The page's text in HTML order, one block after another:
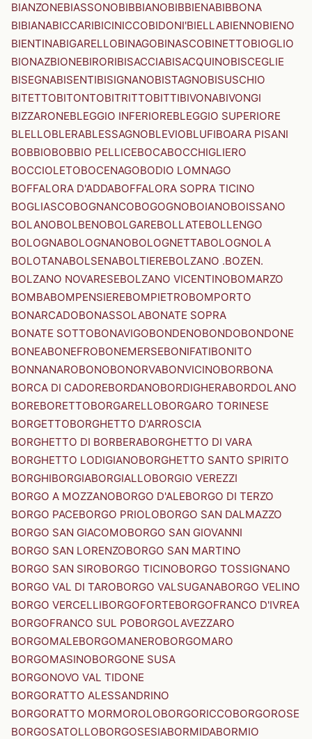
BIANZONEBIASSONOBIBBIANOBIBBIENABIBBONA
BIBIANABICCARIBICINICCOBIDONI'BIELLABIENNOBIENO
BIENTINABIGARELLOBINAGOBINASCOBINETTOBIOGLIO
BIONAZBIONEBIRORIBISACCIABISACQUINOBISCEGLIE
BISEGNABISENTIBISIGNANOBISTAGNOBISUSCHIO
BITETTOBITONTOBITRITTOBITTIBIVONABIVONGI
BIZZARONEBLEGGIO INFERIOREBLEGGIO SUPERIORE
BLELLOBLERABLESSAGNOBLEVIOBLUFIBOARA PISANI
BOBBIOBOBBIO PELLICEBOCABOCCHIGLIERO
BOCCIOLETOBOCENAGOBODIO LOMNAGO
BOFFALORA D'ADDABOFFALORA SOPRA TICINO
BOGLIASCOBOGNANCOBOGOGNOBOIANOBOISSANO
BOLANOBOLBENOBOLGAREBOLLATEBOLLENGO
BOLOGNABOLOGNANOBOLOGNETTABOLOGNOLA
BOLOTANABOLSENABOLTIEREBOLZANO .BOZEN.
BOLZANO NOVARESEBOLZANO VICENTINOBOMARZO
BOMBABOMPENSIEREBOMPIETROBOMPORTO
BONARCADOBONASSOLABONATE SOPRA
BONATE SOTTOBONAVIGOBONDENOBONDOBONDONE
BONEABONEFROBONEMERSEBONIFATIBONITO
BONNANAROBONOBONORVABONVICINOBORBONA
BORCA DI CADOREBORDANOBORDIGHERABORDOLANO
BOREBORETTOBORGARELLOBORGARO TORINESE
BORGETTOBORGHETTO D'ARROSCIA
BORGHETTO DI BORBERABORGHETTO DI VARA
BORGHETTO LODIGIANOBORGHETTO SANTO SPIRITO
BORGHIBORGIABORGIALLOBORGIO VEREZZI
BORGO A MOZZANOBORGO D'ALEBORGO DI TERZO
BORGO PACEBORGO PRIOLOBORGO SAN DALMAZZO
BORGO SAN GIACOMOBORGO SAN GIOVANNI
BORGO SAN LORENZOBORGO SAN MARTINO
BORGO SAN SIROBORGO TICINOBORGO TOSSIGNANO
BORGO VAL DI TAROBORGO VALSUGANABORGO VELINO
BORGO VERCELLIBORGOFORTEBORGOFRANCO D'IVREA
BORGOFRANCO SUL POBORGOLAVEZZARO
BORGOMALEBORGOMANEROBORGOMARO
BORGOMASINOBORGONE SUSA
BORGONOVO VAL TIDONE
BORGORATTO ALESSANDRINO
BORGORATTO MORMOROLOBORGORICCOBORGOROSE
BORGOSATOLLOBORGOSESIABORMIDABORMIO